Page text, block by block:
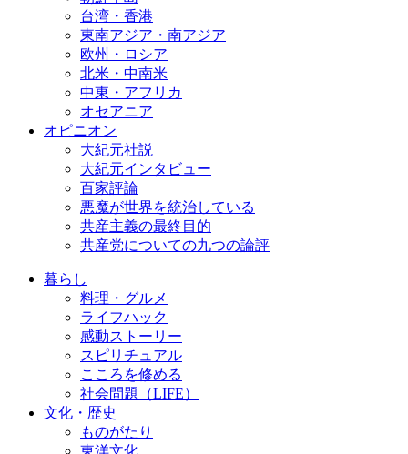
台湾・香港
東南アジア・南アジア
欧州・ロシア
北米・中南米
中東・アフリカ
オセアニア
オピニオン
大紀元社説
大紀元インタビュー
百家評論
悪魔が世界を統治している
共産主義の最終目的
共産党についての九つの論評
暮らし
料理・グルメ
ライフハック
感動ストーリー
スピリチュアル
こころを修める
社会問題（LIFE）
文化・歴史
ものがたり